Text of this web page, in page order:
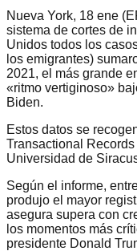
Nueva York, 18 ene
sistema de cortes de
Unidos todos los
los emigrantes)
2021, el más grande
«ritmo vertiginoso»
Biden.
Estos datos se
Transactional
Universidad de
Según el informe,
produjo el mayor
asegura supera con
los momentos más
presidente Donald